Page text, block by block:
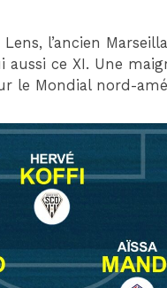
l’ancien
aussi ce XI. Une
le Mondial nord-